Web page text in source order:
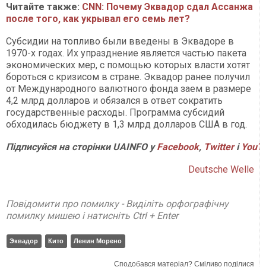
Читайте также: CNN: Почему Эквадор сдал Ассанжа
после того, как укрывал его семь лет?
Субсидии на топливо были введены в Эквадоре в
1970-х годах. Их упразднение является частью пакета
экономических мер, с помощью которых власти хотят
бороться с кризисом в стране. Эквадор ранее получил
от Международного валютного фонда заем в размере
4,2 млрд долларов и обязался в ответ сократить
государственные расходы. Программа субсидий
обходилась бюджету в 1,3 млрд долларов США в год.
Підписуйся на сторінки UAINFO уFacebook, Twitter і Y
Deutsche Welle
Повідомити про помилку - Виділіть орфографічну
помилку мишею і натисніть Ctrl + Enter
Эквадор Кито Ленин Морено
Сподобався матеріал? Сміливо поділися